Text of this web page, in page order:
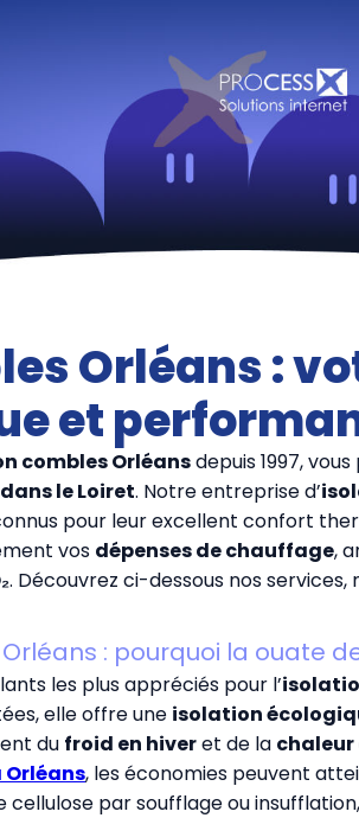
Orléans :
et
combles Orléansdepuis 1997,
le Loiret. Notre entreprise d’
pour leur excellent confort
vos dépenses de chauffage,
. Découvrez ci-dessous nos
: pourquoi la ouate
les plus appréciés pour l’
elle offre une isolation
du froid en hiveret de la chaleur
, les économies peuvent
par soufflage ou